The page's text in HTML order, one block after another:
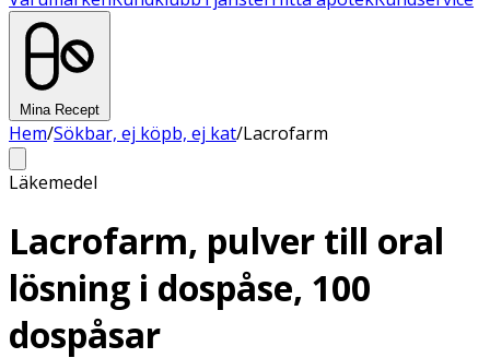
Mina Recept
Hem/Sökbar, ej köpb, ej kat/Lacrofarm
Läkemedel
Lacrofarm, pulver till oral
lösning i dospåse, 100
dospåsar